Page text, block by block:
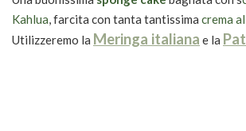
Kahlua, farcita con tanta tantissima crema
Utilizzeremo la Meringa italiana e la